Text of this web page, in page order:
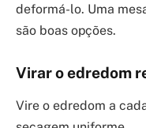
deformá-lo. Uma
são boas opções.
Virar o edredom
Vire o edredom a